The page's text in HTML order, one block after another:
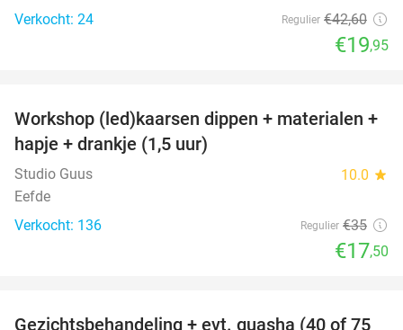
Verkocht: 24
Regulier €42,60
€19,95
50%
Workshop (led)kaarsen dippen + materialen +
hapje + drankje (1,5 uur)
Studio Guus 10.0 star
Eefde
Verkocht: 136
Regulier €35
€17,50
Gezichtsbehandeling + evt. guasha (40 of 75